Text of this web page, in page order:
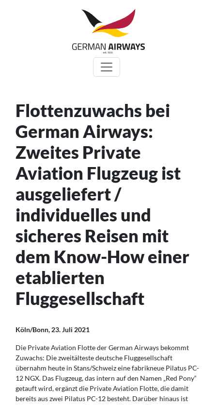
Flottenzuwachs bei
German Airways:
Zweites Private
Aviation Flugzeug ist
ausgeliefert /
individuelles und
sicheres Reisen mit
dem Know-How einer
etablierten
Fluggesellschaft
Köln/Bonn, 23. Juli 2021
Die Private Aviation Flotte der German Airways bekommt
Zuwachs: Die zweitälteste deutsche Fluggesellschaft
übernahm heute in Stans/Schweiz eine fabrikneue Pilatus PC-
12 NGX. Das Flugzeug, das intern auf den Namen „Red Pony“
getauft wird, ergänzt die Private Aviation Flotte, die damit
bereits aus zwei Pilatus PC-12 besteht. Darüber hinaus ist